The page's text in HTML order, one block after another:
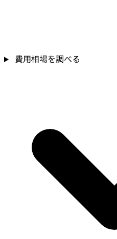
費用相場を調べる